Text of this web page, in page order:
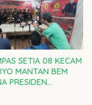
SETIA 08 KECAM
MANTAN BEM
PRESIDEN